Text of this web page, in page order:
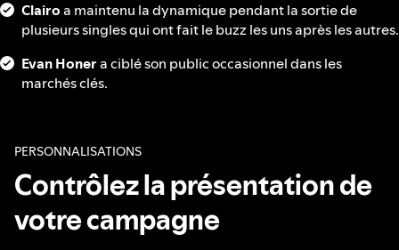
Clairoa maintenu la dynamique pendant la sortie de
plusieurs singles qui ont fait le buzz les uns après les autres.
Evan Honera ciblé son public occasionnel dans les
marchés clés.
PERSONNALISATIONS
Contrôlez la présentation de
votre campagne